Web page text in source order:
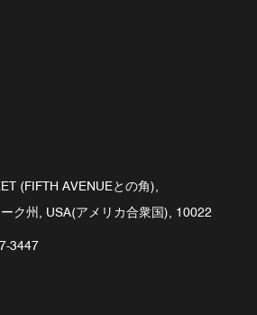
(FIFTH AVENUEとの角),
ク州, USA(アメリカ合衆国), 10022
3447